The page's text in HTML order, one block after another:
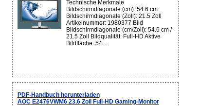
Technische Merkmale
Bildschirmdiagonale (cm): 54.6 cm
Bildschirmdiagonale (Zoll): 21.5 Zoll
Artikelnummer: 1980377 Bild
Bildschirmdiagonale (cm/Zoll): 54.6 cm /
21.5 Zoll Bildqualität: Full-HD Aktive
Bildfläche: 54...
PDF-Handbuch herunterladen
AOC E2476VWM6 23.6 Zoll Full-HD Gaming-Monitor